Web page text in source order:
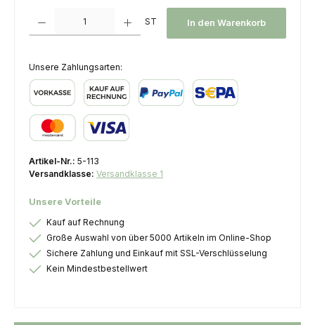
ST In den Warenkorb
Unsere Zahlungsarten:
Artikel-Nr.: 5-113
Versandklasse: Versandklasse 1
Unsere Vorteile
Kauf auf Rechnung
Große Auswahl von über 5000 Artikeln im Online-Shop
Sichere Zahlung und Einkauf mit SSL-Verschlüsselung
Kein Mindestbestellwert